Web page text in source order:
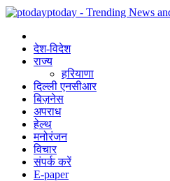
ptoday - Trending News
देश-विदेश
राज्य
हरियाणा
दिल्ली एनसीआर
बिज़नेस
अपराध
हेल्थ
मनोरंजन
विचार
संपर्क करें
E-paper